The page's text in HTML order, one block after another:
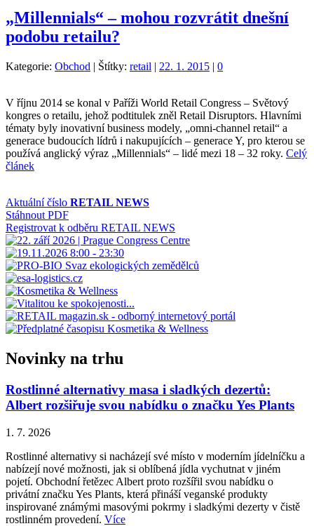
„Millennials“ – mohou rozvrátit dnešní
podobu retailu?
Kategorie: Obchod | Štítky: retail | 22. 1. 2015 | 0
V říjnu 2014 se konal v Paříži World Retail Congress – Světový
kongres o retailu, jehož podtitulek zněl Retail Disruptors. Hlavními
tématy byly inovativní business modely, „omni-channel retail“ a
generace budoucích lídrů i nakupujících – generace Y, pro kterou se
používá anglický výraz „Millennials“ – lidé mezi 18 – 32 roky. Celý
článek
Aktuální číslo RETAIL NEWS
Stáhnout PDF
Registrovat k odběru RETAIL NEWS
Novinky na trhu
Rostlinné alternativy masa i sladkých dezertů:
Albert rozšiřuje svou nabídku o značku Yes Plants
1. 7. 2026
Rostlinné alternativy si nacházejí své místo v moderním jídelníčku a
nabízejí nové možnosti, jak si oblíbená jídla vychutnat v jiném
pojetí. Obchodní řetězec Albert proto rozšířil svou nabídku o
privátní značku Yes Plants, která přináší veganské produkty
inspirované známými masovými pokrmy i sladkými dezerty v čistě
rostlinném provedení. Více